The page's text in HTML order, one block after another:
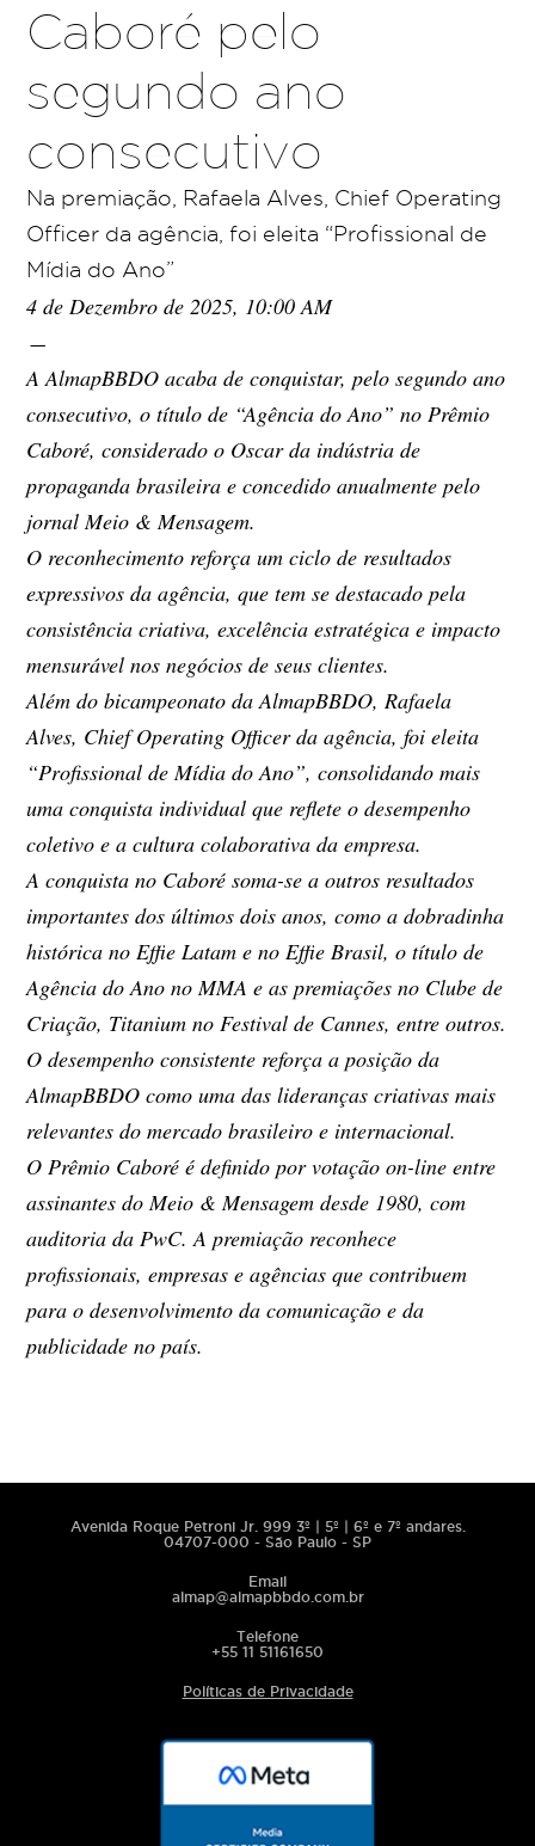
Caboré pelo
segundo ano
consecutivo
Na premiação, Rafaela Alves, Chief Operating
Officer da agência, foi eleita “Profissional de
Mídia do Ano”
4 de Dezembro de 2025, 10:00 AM
-
A AlmapBBDO acaba de conquistar, pelo segundo ano
consecutivo, o título de “Agência do Ano” no Prêmio
Caboré, considerado o Oscar da indústria de
propaganda brasileira e concedido anualmente pelo
jornal Meio & Mensagem.
O reconhecimento reforça um ciclo de resultados
expressivos da agência, que tem se destacado pela
consistência criativa, excelência estratégica e impacto
mensurável nos negócios de seus clientes.
Além do bicampeonato da AlmapBBDO, Rafaela
Alves, Chief Operating Officer da agência, foi eleita
“Profissional de Mídia do Ano”, consolidando mais
uma conquista individual que reflete o desempenho
coletivo e a cultura colaborativa da empresa.
A conquista no Caboré soma-se a outros resultados
importantes dos últimos dois anos, como a dobradinha
histórica no Effie Latam e no Effie Brasil, o título de
Agência do Ano no MMA e as premiações no Clube de
Criação, Titanium no Festival de Cannes, entre outros.
O desempenho consistente reforça a posição da
AlmapBBDO como uma das lideranças criativas mais
relevantes do mercado brasileiro e internacional.
O Prêmio Caboré é definido por votação on-line entre
assinantes do Meio & Mensagem desde 1980, com
auditoria da PwC. A premiação reconhece
profissionais, empresas e agências que contribuem
para o desenvolvimento da comunicação e da
publicidade no país.
Avenida Roque Petroni Jr. 999 3º | 5º | 6º e 7º andares.
04707-000 - São Paulo - SP
Email
almap@almapbbdo.com.br
Telefone
+55 11 51161650
Políticas de Privacidade